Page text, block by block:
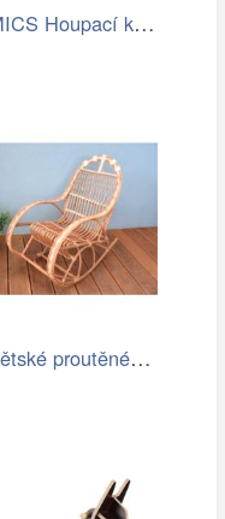
SONGMICS Houpací křeslo Ben světle šedé
Vingo Dětské proutěné houpací křeslo